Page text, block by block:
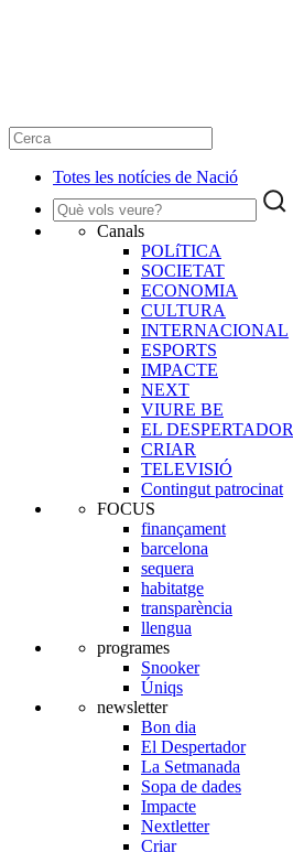
Totes les notícies de Nació
Canals
POLíTICA
SOCIETAT
ECONOMIA
CULTURA
INTERNACIONAL
ESPORTS
IMPACTE
NEXT
VIURE BE
EL DESPERTADOR
CRIAR
TELEVISIÓ
Contingut patrocinat
FOCUS
finançament
barcelona
sequera
habitatge
transparència
llengua
programes
Snooker
Úniqs
newsletter
Bon dia
El Despertador
La Setmanada
Sopa de dades
Impacte
Nextletter
Criar